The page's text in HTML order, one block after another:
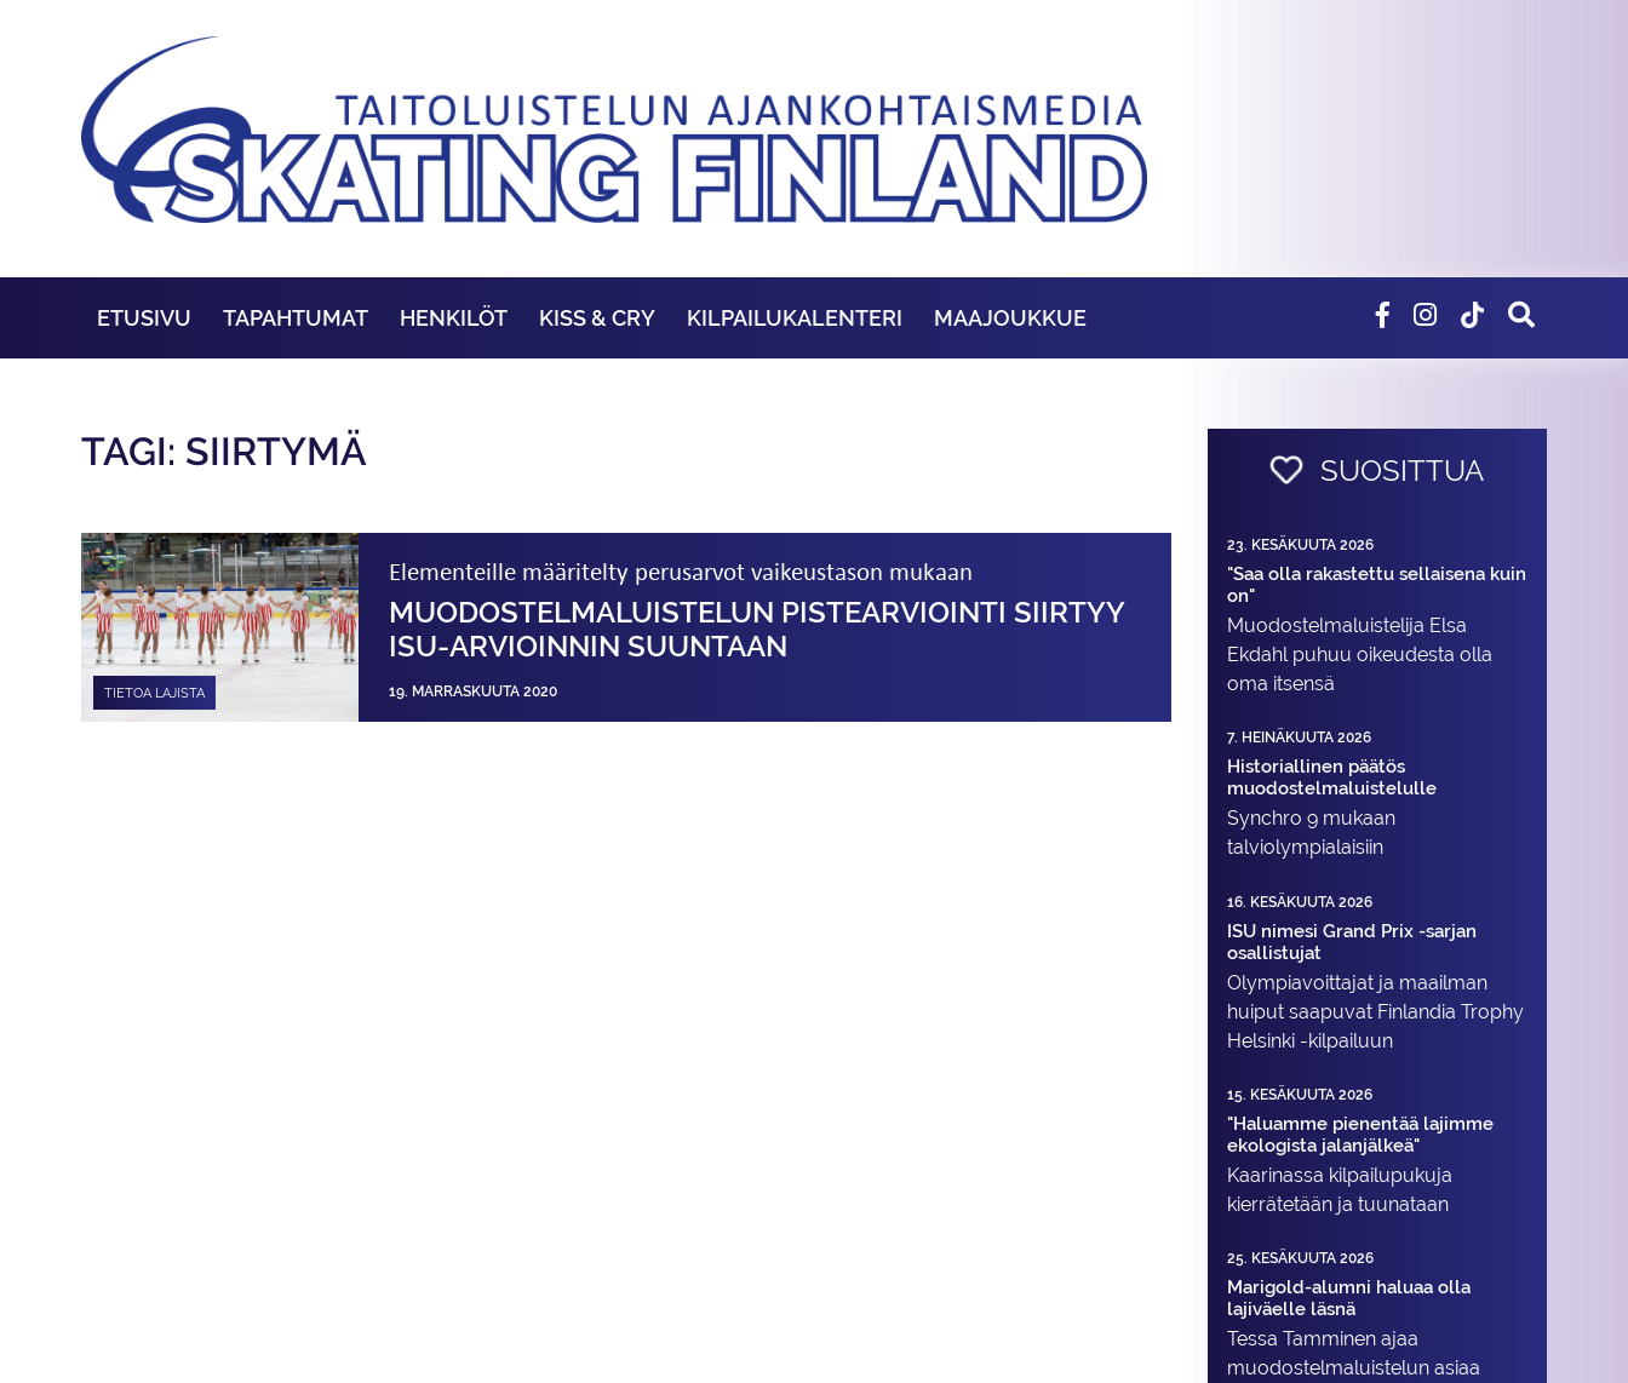
ETUSIVU TAPAHTUMAT HENKILÖT KISS & CRY KILPAILUKALENTERI MAAJOUKKUE
TAGI: SIIRTYMÄ
TIETOA LAJISTA
Elementeille määritelty perusarvot vaikeustason mukaan
MUODOSTELMA­LUISTELUN PISTEARVIOINTI SIIRTYY
ISU-ARVIOINNIN SUUNTAAN
19. MARRASKUUTA 2020
SUOSITTUA
23. KESÄKUUTA 2026
"Saa olla rakastettu sellaisena kuin
on"
Muodostelma­luistelija Elsa
Ekdahl puhuu oikeudesta olla
oma itsensä
7. HEINÄKUUTA 2026
Historiallinen päätös
muodostelmaluistelulle
Synchro 9 mukaan
talviolympialaisiin
16. KESÄKUUTA 2026
ISU nimesi Grand Prix -sarjan
osallistujat
Olympiavoittajat ja maailman
huiput saapuvat Finlandia Trophy
Helsinki -kilpailuun
15. KESÄKUUTA 2026
"Haluamme pienentää lajimme
ekologista jalanjälkeä"
Kaarinassa kilpailupukuja
kierrätetään ja tuunataan
25. KESÄKUUTA 2026
Marigold-alumni haluaa olla
lajiväelle läsnä
Tessa Tamminen ajaa
muodostelma­luistelun asiaa